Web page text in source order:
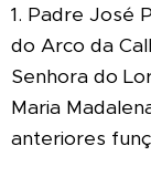
1. Padre José
do Arco da
Senhora do
Maria
anteriores